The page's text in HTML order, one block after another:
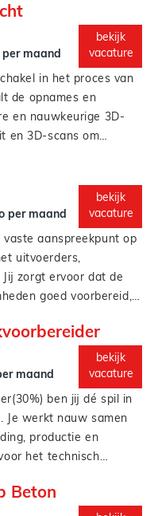
BIM’ers en
voor
en
haalbare
materiaalgebruik en
modelleurs om tot een
en
per maand
bekijk
vacature
in het proces van
de opnames en
en nauwkeurige 3D-
en 3D-scans om
voegt data toe,
én denkt mee in
nieuwe constructies in
BIM-modellen;
technische informatie
tekenaars en
van werkprocessen en
per maand
bekijk
vacature
aanspreekpunt op
uitvoerders,
zorgt ervoor dat de
goed voorbereid,
planningen;
en
van bouwkundige
van
opdrachten naar
aan de bureauzijde. Jij
klopt vóórdat er buiten
maand
bekijk
vacature
ben jij dé spil in
Je werkt nauw samen
productie en
het technisch
dat alles klopt —
in 2D en 3D
Beton